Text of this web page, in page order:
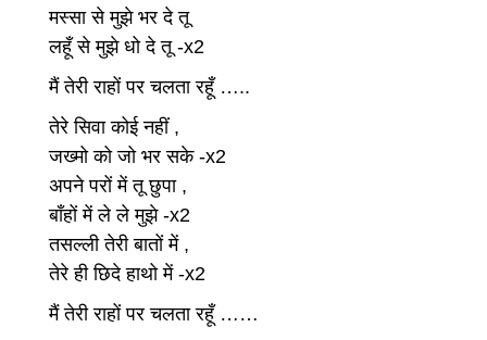
मस्सा से मुझे भर दे तू
लहूँ से मुझे धो दे तू -x2
मैं तेरी राहों पर चलता रहूँ …..
तेरे सिवा कोई नहीं ,
जख्मो को जो भर सके -x2
अपने परों में तू छुपा ,
बाँहों में ले ले मुझे -x2
तसल्ली तेरी बातों में ,
तेरे ही छिदे हाथो में -x2
मैं तेरी राहों पर चलता रहूँ ……